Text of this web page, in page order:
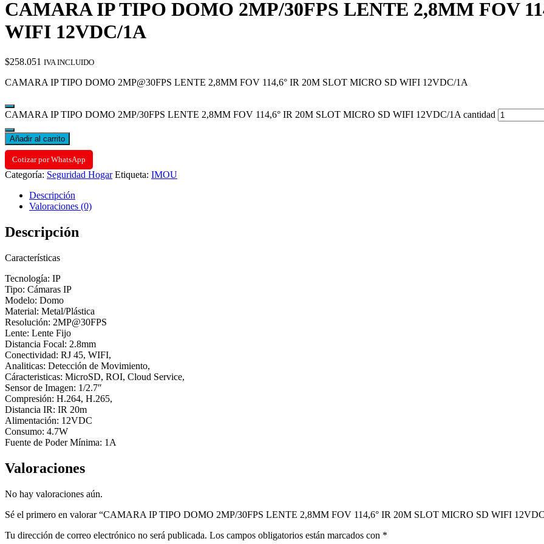
CAMARA IP TIPO DOMO 2MP/30FPS LENTE 2,8MM FOV
WIFI 12VDC/1A
$258.051 IVA INCLUIDO
CAMARA IP TIPO DOMO 2MP@30FPS LENTE 2,8MM FOV 114,6° IR 20M SLOT MICRO SD WIFI 12VDC/1A
CAMARA IP TIPO DOMO 2MP/30FPS LENTE 2,8MM FOV 114,6° IR 20M SLOT MICRO SD WIFI 12VDC/1A cantidad
Añadir al carrito
Cotizar por WhatsApp
Categoría: Seguridad Hogar Etiqueta: IMOU
Descripción
Valoraciones (0)
Descripción
Características
Tecnología: IP
Tipo: Cámaras IP
Modelo: Domo
Material: Metal/Plástica
Resolución: 2MP@30FPS
Lente: Lente Fijo
Distancia Focal: 2.8mm
Conectividad: RJ 45, WIFI,
Analiticas: Detección de Movimiento,
Cáracteristicas: MicroSD, ROI, Cloud Service,
Sensor de Imagen: 1/2.7″
Compresión: H.264, H.265,
Distancia IR: IR 20m
Alimentación: 12VDC
Consumo: 4.7W
Fuente de Poder Mínima: 1A
Valoraciones
No hay valoraciones aún.
Sé el primero en valorar “CAMARA IP TIPO DOMO 2MP/30FPS LENTE 2,8MM FOV 114,6° IR 20M SLOT MICRO SD WIFI
Tu dirección de correo electrónico no será publicada. Los campos obligatorios están marcados con *